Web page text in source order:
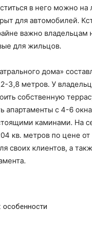
в него можно на
для автомобилей.
важно
для жильцов.
дома»
3,8 метров. У
собственную
апартаменты с 4-6
каминами. На
кв. метров по цене
своих клиентов, а
особенности